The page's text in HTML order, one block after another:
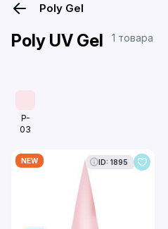
Poly Gel
Poly UV Gel 1 товара
P-
03
NEW ID: 1895